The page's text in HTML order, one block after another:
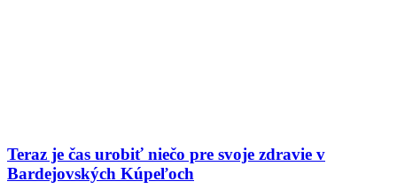
Teraz je čas urobiť niečo pre svoje zdravie v
Bardejovských Kúpeľoch